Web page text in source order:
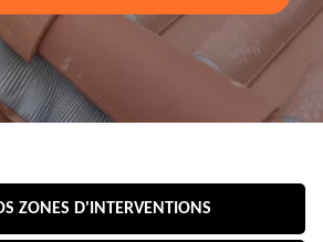
ZONES D'INTERVENTIONS